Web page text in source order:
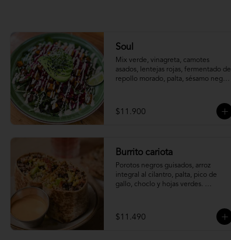
Soul
Mix verde, vinagreta, camotes
asados, lentejas rojas, fermentado de
repollo morado, palta, sésamo negro,
$11.900
Burrito cariota
Porotos negros guisados, arroz
integral al cilantro, palta, pico de
gallo, choclo y hojas verdes.
$11.490